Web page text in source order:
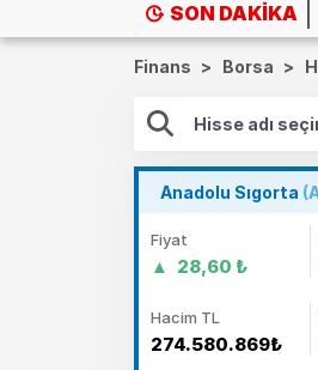
SON DAKIKA
için yıl sonu tahmini geldi: ...
Finans > Borsa >
Anadolu Sıgorta
Fiyat
28,60 ₺
Hacim TL
274.580.869₺